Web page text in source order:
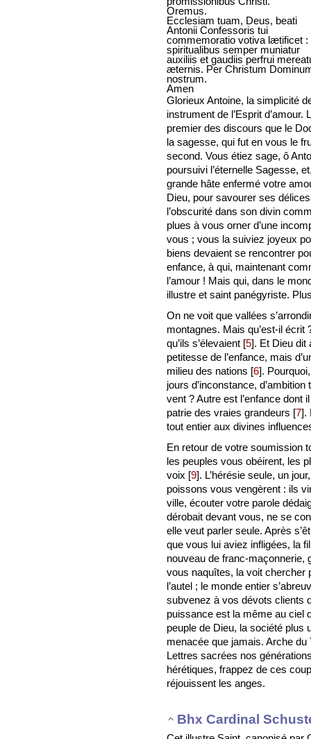
Oremus.
Ecclesiam tuam, Deus, beati
Antonii Confessoris tui
commemoratio votiva lætificet :
spiritualibus semper muniatur
auxiliis et gaudiis perfrui
æternis. Per Christum
nostrum.
Amen
Glorieux Antoine, la simplicité
instrument de l’Esprit d’amour.
premier des discours que le
la sagesse, qui fut en vous le
second. Vous étiez sage, ô
poursuivi l’éternelle Sagesse,
grande hâte enfermé votre
Dieu, pour savourer ses
l’obscurité dans son divin
plues à vous orner d’une
vous ; vous la suiviez joyeux
biens devaient se rencontrer
enfance, à qui, maintenant
l’amour ! Mais qui, dans le
illustre et saint panégyriste.
On ne voit que vallées
montagnes. Mais qu’est-il
qu’ils s’élevaient [5]. Et Dieu dit
petitesse de l’enfance, mais
milieu des nations [6].
jours d’inconstance,
vent ? Autre est l’enfance dont
patrie des vraies grandeurs [7].
tout entier aux divines
En retour de votre soumission
les peuples vous obéirent, les
voix [9]. L’hérésie seule, un
poissons vous vengèrent : ils
ville, écouter votre parole
dérobait devant vous, ne se
elle veut parler seule. Après
que vous lui aviez infligées, la
nouveau de franc-maçonnerie,
vous naquîtes, la voit chercher
l’autel ; le monde entier
subvenez à vos dévots clients
puissance est la même au ciel
peuple de Dieu, la société plus
menacée que jamais. Arche du
Lettres sacrées nos
hérétiques, frappez de ces
réjouissent les anges.
Bhx Cardinal